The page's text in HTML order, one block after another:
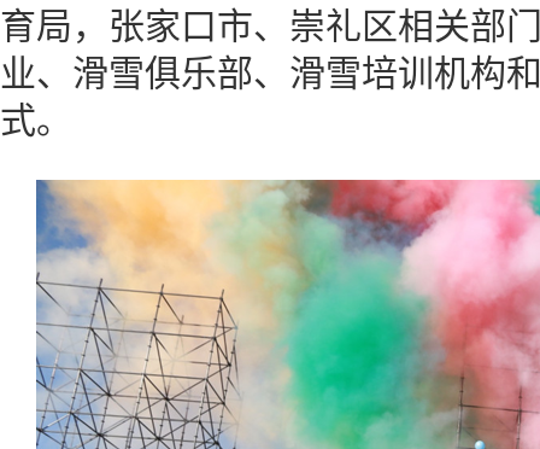
育局，张家口市、崇礼区相关部
业、滑雪俱乐部、滑雪培训机构
式。